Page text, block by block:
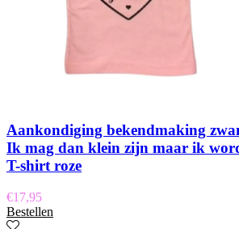
Aankondiging bekendmaking
Ik mag dan klein zijn maar ik
T-shirt roze
€17,95
Bestellen